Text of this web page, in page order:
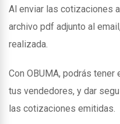
Al enviar las cotizaciones
archivo pdf adjunto al
realizada.
Con OBUMA, podrás
tus vendedores, y dar
las cotizaciones emitidas.